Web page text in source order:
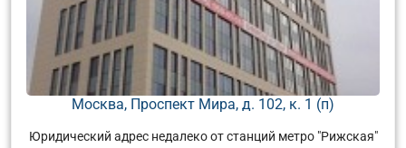
Москва, Проспект Мира, д. 102, к. 1 (п)
Юридический адрес недалеко от станций метро "Рижская"